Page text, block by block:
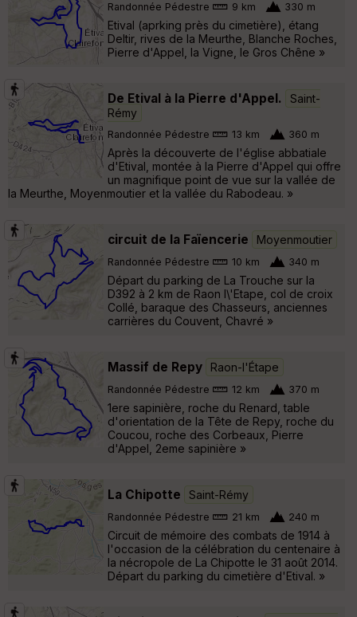
Randonnée Pédestre 9 km 330 m
Etival (aprking près du cimetière), étang
Deltir, rives de la Meurthe, Blanche Roches,
Pierre d'Appel, la Vigne, le Gros Chêne »
De Etival à la Pierre d'Appel.
Saint-
Rémy
Randonnée Pédestre 13 km 360 m
Après la découverte de l'église abbatiale
d'Etival, montée à la Pierre d'Appel qui offre
un magnifique point de vue sur la vallée de
la Meurthe, Moyenmoutier et la vallée du Rabodeau. »
circuit de la Faïencerie Moyenmoutier
Randonnée Pédestre 10 km 340 m
Départ du parking de La Trouche sur la
D392 à 2 km de Raon l\'Etape, col de croix
Collé, baraque des Chasseurs, anciennes
carrières du Couvent, Chavré »
Massif de Repy Raon-l'Étape
Randonnée Pédestre 12 km 370 m
1ere sapinière, roche du Renard, table
d'orientation de la Tête de Repy, roche du
Coucou, roche des Corbeaux, Pierre
d'Appel, 2eme sapinière »
La Chipotte Saint-Rémy
Randonnée Pédestre 21 km 240 m
Circuit de mémoire des combats de 1914 à
l'occasion de la célébration du centenaire à
la nécropole de La Chipotte le 31 août 2014.
Départ du parking du cimetière d'Etival. »